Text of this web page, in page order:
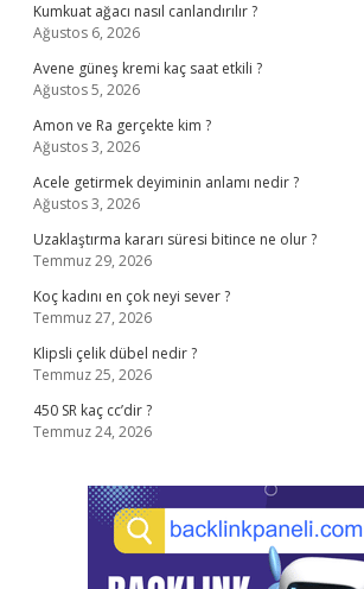
Kumkuat ağacı nasıl canlandırılır ?
Ağustos 6, 2026
Avene güneş kremi kaç saat etkili ?
Ağustos 5, 2026
Amon ve Ra gerçekte kim ?
Ağustos 3, 2026
Acele getirmek deyiminin anlamı nedir ?
Ağustos 3, 2026
Uzaklaştırma kararı süresi bitince ne olur ?
Temmuz 29, 2026
Koç kadını en çok neyi sever ?
Temmuz 27, 2026
Klipsli çelik dübel nedir ?
Temmuz 25, 2026
450 SR kaç cc’dir ?
Temmuz 24, 2026